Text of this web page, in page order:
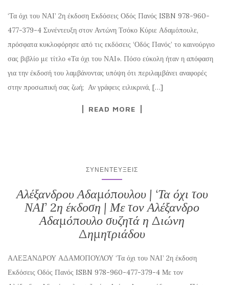
‘Τα όχι του ΝΑΙ’ 2η έκδοση Εκδόσεις Οδός Πανός ISBN 978-960-
477-379-4 Συνέντευξη στον Αντώνη Τσόκο Κύριε Αδαμόπουλε,
πρόσφατα κυκλοφόρησε από τις εκδόσεις ‘Οδός Πανός’ το καινούργιο
σας βιβλίο με τίτλο «Τα όχι του ΝΑΙ». Πόσο εύκολη ήταν η απόφαση
για την έκδοσή του λαμβάνοντας υπόψη ότι περιλαμβάνει αναφορές
στην προσωπική σας ζωή; Αν γράφεις ειλικρινά, […]
READ MORE
ΣΥΝΕΝΤΕΎΞΕΙΣ
Αλέξανδρου Αδαμόπουλου | ‘Τα όχι του
ΝΑΙ’ 2η έκδοση | Με τον Αλέξανδρο
Αδαμόπουλο συζητά η Διώνη
Δημητριάδου
ΑΛΕΞΑΝΔΡΟΥ ΑΔΑΜΟΠΟΥΛΟΥ ‘Τα όχι του ΝΑΙ’ 2η έκδοση
Εκδόσεις Οδός Πανός ISBN 978-960-477-379-4 Με τον